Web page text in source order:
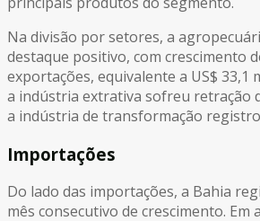
Na divisão por setores, a
destaque positivo, com crescimento
exportações, equivalente a US$ 33,1
a indústria extrativa sofreu retração
a indústria de transformação
Importações
Do lado das importações, a Bahia
mês consecutivo de crescimento. Em